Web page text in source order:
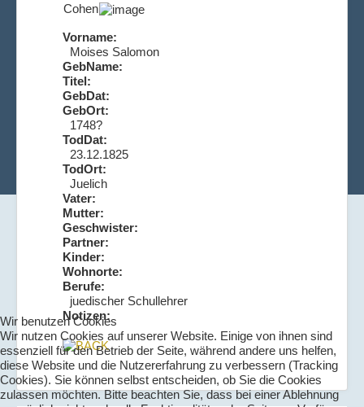
Cohen
Vorname:
Moises Salomon
GebName:
Titel:
GebDat:
GebOrt:
1748?
TodDat:
23.12.1825
TodOrt:
Juelich
Vater:
Mutter:
Geschwister:
Partner:
Kinder:
Wohnorte:
Berufe:
juedischer Schullehrer
Notizen:
Wir benutzen Cookies
Wir nutzen Cookies auf unserer Website. Einige von ihnen sind
essenziell für den Betrieb der Seite, während andere uns helfen,
diese Website und die Nutzererfahrung zu verbessern (Tracking
Cookies). Sie können selbst entscheiden, ob Sie die Cookies
zulassen möchten. Bitte beachten Sie, dass bei einer Ablehnung